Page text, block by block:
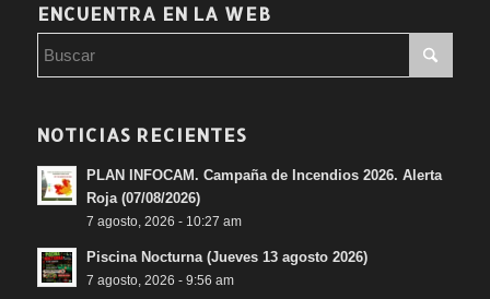
ENCUENTRA EN LA WEB
NOTICIAS RECIENTES
PLAN INFOCAM. Campaña de Incendios 2026. Alerta
Roja (07/08/2026)
7 agosto, 2026 - 10:27 am
Piscina Nocturna (Jueves 13 agosto 2026)
7 agosto, 2026 - 9:56 am